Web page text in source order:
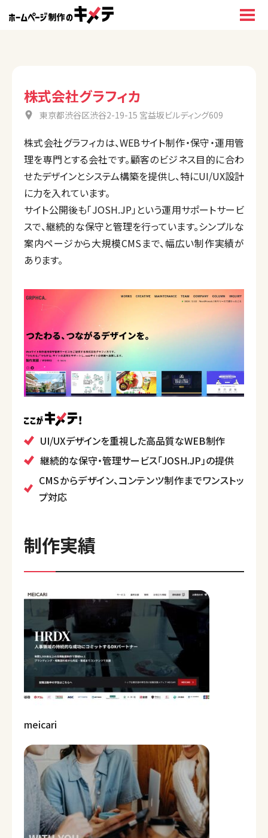
株式会社グラフィカ
東京都渋谷区渋谷2-19-15 宮益坂ビルディング609
株式会社グラフィカは、WEBサイト制作・保守・運用管
理を専門とする会社です。顧客のビジネス目的に合わ
せたデザインとシステム構築を提供し、特にUI/UX設計
に力を入れています。
サイト公開後も「JOSH.JP」という運用サポートサービ
スで、継続的な保守と管理を行っています。シンプルな
案内ページから大規模CMSまで、幅広い制作実績が
あります。
UI/UXデザインを重視した高品質なWEB制作
継続的な保守・管理サービス「JOSH.JP」の提供
CMSからデザイン、コンテンツ制作までワンストッ
プ対応
制作実績
meicari